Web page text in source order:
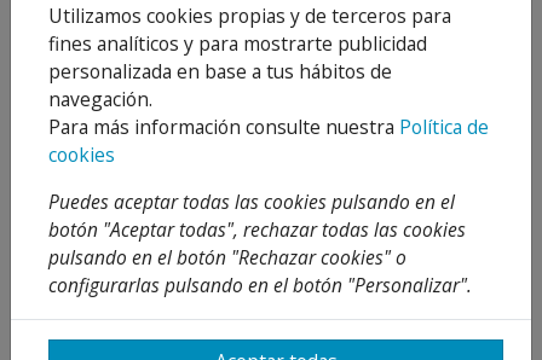
Adjuntos
Opiniones
Válvula con rebosadero flexible rectangular sin
chapa, fregadero 1”½ x 70 I-65
Utilizamos cookies propias y de terceros para
fines analíticos y para mostrarte publicidad
personalizada en base a tus hábitos de
navegación.
Para más información consulte nuestra Política de
cookies
Puedes aceptar todas las cookies pulsando en el
botón "Aceptar todas", rechazar todas las cookies
pulsando en el botón "Rechazar cookies" o
configurarlas pulsando en el botón "Personalizar".